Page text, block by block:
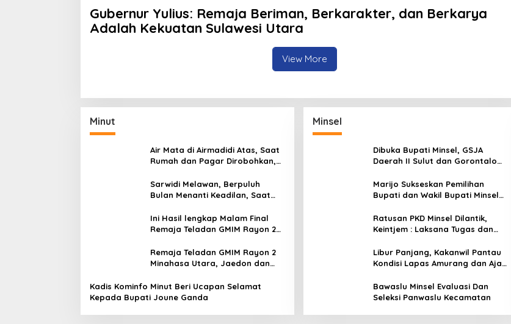
Gubernur Yulius: Remaja Beriman, Berkarakter, dan Berkarya
Adalah Kekuatan Sulawesi Utara
View More
Minut
Air Mata di Airmadidi Atas, Saat
Rumah dan Pagar Dirobohkan,
Sarwidi Melawan, Berpuluh
Bulan Menanti Keadilan, Saat
Harapan Diuji
Ini Hasil lengkap Malam Final
Remaja Teladan GMIM Rayon 2
Remaja Teladan GMIM Rayon 2
Minahasa Utara, Jaedon dan
Bergengsi
Kadis Kominfo Minut Beri Ucapan Selamat
Kepada Bupati Joune Ganda
Minsel
Dibuka Bupati Minsel, GSJA
Daerah II Sulut dan Gorontalo
Amurang
Marijo Sukseskan Pemilihan
Bupati dan Wakil Bupati Minsel
Ratusan PKD Minsel Dilantik,
Keintjem : Laksana Tugas dan
Libur Panjang, Kakanwil Pantau
Kondisi Lapas Amurang dan Ajak
Bawaslu Minsel Evaluasi Dan
Seleksi Panwaslu Kecamatan